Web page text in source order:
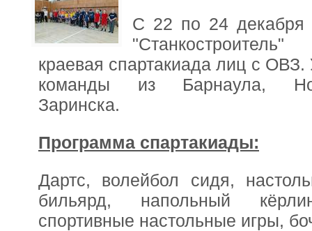
С 22 по 24 декабря
краевая спартакиада лиц с ОВЗ.
команды из Барнаула,
Заринска.
Программа спартакиады:
Дартс, волейбол сидя,
бильярд, напольный
спортивные настольные игры,